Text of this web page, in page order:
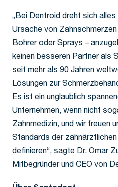
„Bei Dentroid dreht sich alles
Ursache von
Bohrer oder Sprays –
keinen besseren Partner als
seit mehr als 90 Jahren
Lösungen zur
Es ist ein unglaublich
Unternehmen, wenn nicht
Zahnmedizin, und wir freuen
Standards der zahnärztlichen
definieren“, sagte Dr. Omar
Mitbegründer und CEO von